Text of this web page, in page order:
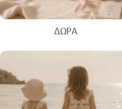
ΔΏΡΑ